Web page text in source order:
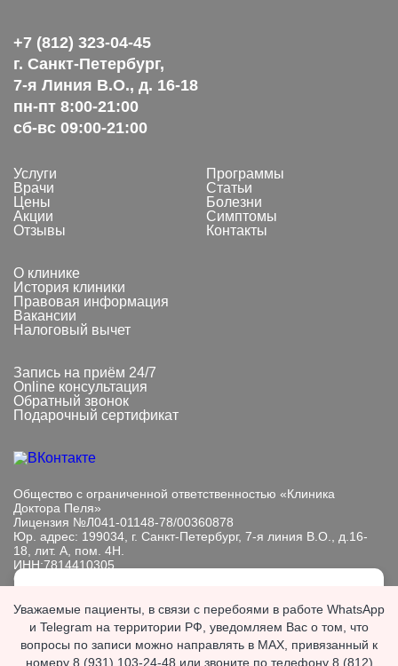
+7 (812) 323-04-45
г. Санкт-Петербург,
7-я Линия В.О., д. 16-18
пн-пт 8:00-21:00
сб-вс 09:00-21:00
Услуги
Врачи
Цены
Акции
Отзывы
Программы
Статьи
Болезни
Симптомы
Контакты
О клинике
История клиники
Правовая информация
Вакансии
Налоговый вычет
Запись на приём 24/7
Online консультация
Обратный звонок
Подарочный сертификат
Общество с ограниченной ответственностью «Клиника
Доктора Пеля»
Лицензия №Л041-01148-78/00360878
Юр. адрес: 199034, г. Санкт-Петербург, 7-я линия В.О., д.16-
18, лит. А, пом. 4Н.
ИНН:7814410305
ОГРН: 1089847233101
Информация, представленная на сайте, носит исключительно
информационный характер. Размещенная на сайте
информация не является публичной офертой, подлежит
изменению юр. лицом в одностороннем порядке.
сайта. Продолжая пользоваться сайтом, вы
выражаетесогласие с политикой
обработки персональных данных.
Если вы хотите запретить обработку файлов cookie,
Уважаемые пациенты, в связи с перебоями в работе WhatsApp
и Telegram на территории РФ, уведомляем Вас о том, что
вопросы по записи можно направлять в MAX, привязанный к
номеру 8 (931) 103-24-48 или звоните по телефону 8 (812)